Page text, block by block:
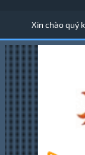
Xin chào quý